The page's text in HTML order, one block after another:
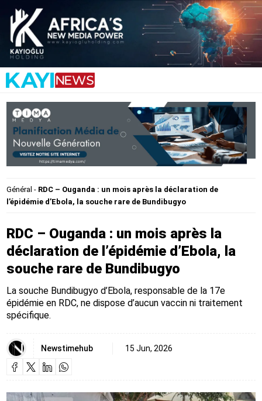
Général - RDC – Ouganda : un mois après la déclaration de
l’épidémie d’Ebola, la souche rare de Bundibugyo
RDC – Ouganda : un mois après la
déclaration de l’épidémie d’Ebola, la
souche rare de Bundibugyo
La souche Bundibugyo d’Ebola, responsable de la 17e
épidémie en RDC, ne dispose d’aucun vaccin ni traitement
spécifique.
Newstimehub 15 Jun, 2026